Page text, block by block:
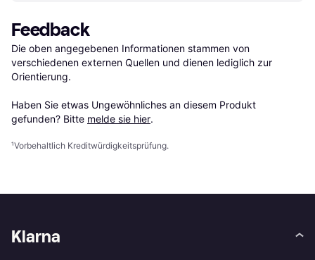
Feedback
Die oben angegebenen Informationen stammen von
verschiedenen externen Quellen und dienen lediglich zur
Orientierung.
Haben Sie etwas Ungewöhnliches an diesem Produkt
gefunden? Bitte melde sie hier.
¹Vorbehaltlich Kreditwürdigkeitsprüfung.
Klarna